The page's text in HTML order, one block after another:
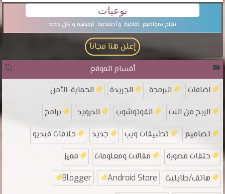
نوعيات
نهتم بمواضيع .تقافية. وأجتماعية. ترفيهية و كل جديد
إعلن هنا مجانآ
أقسام الموقع
اضافات البرمجة الجريدة الحماية-الأمن
الربح من النت الفوتوشوب اندرويد برامج
تصاميم تطبيقات ويب جديد حلاقات فيديو
حلقات مصورة مقالات ومعلومات مميز
هاتف/طابليت Android Store
Blogger